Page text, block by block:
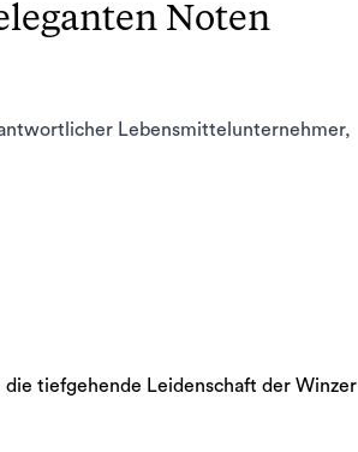
Noten
Lebensmittelunternehmer,
tiefgehende Leidenschaft der Winzer